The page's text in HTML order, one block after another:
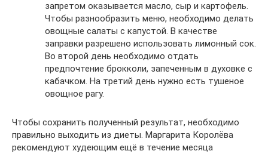
запретом оказывается масло, сыр и картофель.
Чтобы разнообразить меню, необходимо делать
овощные салаты с капустой. В качестве
заправки разрешено использовать лимонный сок.
Во второй день необходимо отдать
предпочтение брокколи, запеченным в духовке с
кабачком. На третий день нужно есть тушеное
овощное рагу.
Чтобы сохранить полученный результат, необходимо
правильно выходить из диеты. Маргарита Королёва
рекомендуют худеющим ещё в течение месяца